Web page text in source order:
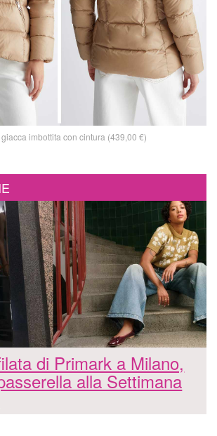
giacca imbottita con cintura (439,00 €)
di Primark a Milano,
alla Settimana